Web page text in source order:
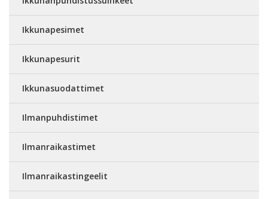
Ikkunapesimet
Ikkunapesurit
Ikkunasuodattimet
Ilmanpuhdistimet
Ilmanraikastimet
Ilmanraikastingeelit